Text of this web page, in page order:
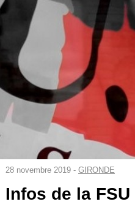
28 novembre 2019 - GIRONDE
Infos de la